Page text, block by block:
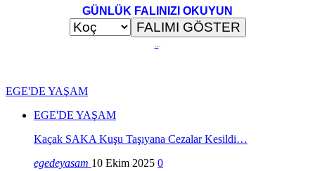
GÜNLÜK FALINIZI OKUYUN
...
EGE'DE YAŞAM
EGE'DE YAŞAM
Kaçak SAKA Kuşu Taşıyana Cezalar Kesildi…
egedeyasam 10 Ekim 2025 0